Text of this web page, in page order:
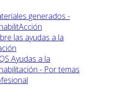
generados -
las ayudas a la
Ayudas a la
- Por temas